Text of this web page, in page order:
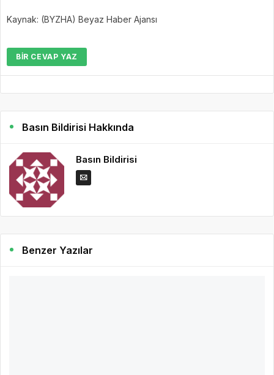
Kaynak: (BYZHA) Beyaz Haber Ajansı
BIR CEVAP YAZ
Basın Bildirisi Hakkında
Basın Bildirisi
Benzer Yazılar